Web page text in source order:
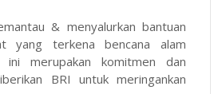
& menyalurkan bantuan
yang terkena bencana alam
merupakan komitmen dan
BRI untuk meringankan